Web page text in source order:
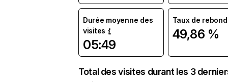
Durée moyenne des
visites
05:49
Taux de rebond
49,86 %
Total des visites durant les 3